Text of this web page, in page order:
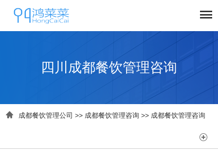
四川成都餐饮管理咨询
 成都餐饮管理公司 >> 成都餐饮管理咨询 >> 成都餐饮管理咨询
